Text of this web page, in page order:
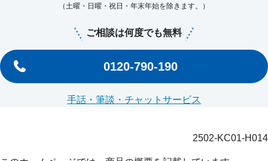
（土曜・日曜・祝日・年末年始を除きます。）
ご相談は何度でも無料
0120-790-190
手話・筆談・チャットサービス
2502-KC01-H014